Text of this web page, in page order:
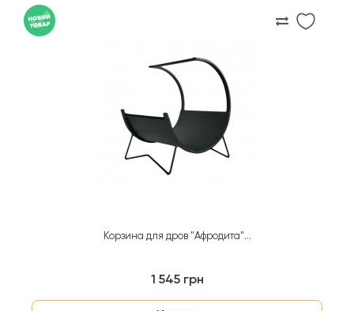
Корзина для дров "Афродита"...
1 545 грн